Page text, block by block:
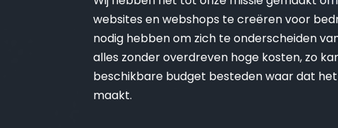
websites en webshops te creëren voor
nodig hebben om zich te onderscheiden
alles zonder overdreven hoge kosten, zo
beschikbare budget besteden waar dat
maakt.